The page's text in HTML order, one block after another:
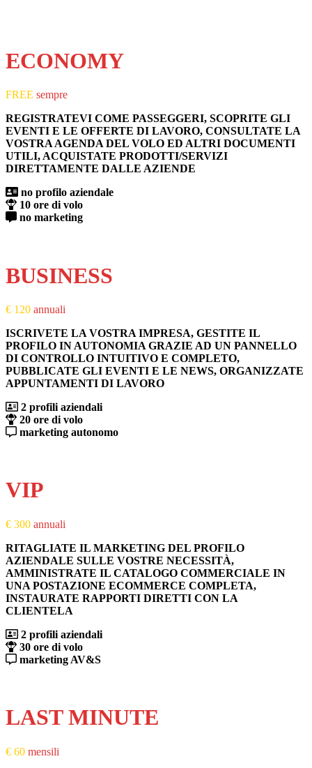
ECONOMY
FREE sempre
REGISTRATEVI COME PASSEGGERI, SCOPRITE GLI
EVENTI E LE OFFERTE DI LAVORO, CONSULTATE LA
VOSTRA AGENDA DEL VOLO ED ALTRI DOCUMENTI
UTILI, ACQUISTATE PRODOTTI/SERVIZI
DIRETTAMENTE DALLE AZIENDE
no profilo aziendale
10 ore di volo
no marketing
BUSINESS
€ 120 annuali
ISCRIVETE LA VOSTRA IMPRESA, GESTITE IL
PROFILO IN AUTONOMIA GRAZIE AD UN PANNELLO
DI CONTROLLO INTUITIVO E COMPLETO,
PUBBLICATE GLI EVENTI E LE NEWS, ORGANIZZATE
APPUNTAMENTI DI LAVORO
2 profili aziendali
20 ore di volo
marketing autonomo
VIP
€ 300 annuali
RITAGLIATE IL MARKETING DEL PROFILO
AZIENDALE SULLE VOSTRE NECESSITÀ,
AMMINISTRATE IL CATALOGO COMMERCIALE IN
UNA POSTAZIONE ECOMMERCE COMPLETA,
INSTAURATE RAPPORTI DIRETTI CON LA
CLIENTELA
2 profili aziendali
30 ore di volo
marketing AV&S
LAST MINUTE
€ 60 mensili